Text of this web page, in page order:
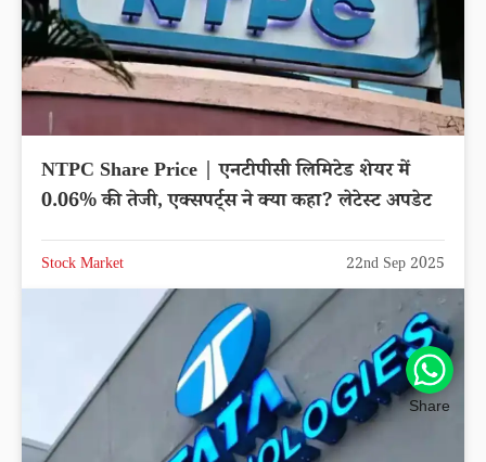
NTPC Share Price | एनटीपीसी लिमिटेड शेयर में
0.06% की तेजी, एक्सपर्ट्स ने क्या कहा? लेटेस्ट अपडेट
Stock Market 22nd Sep 2025
Share